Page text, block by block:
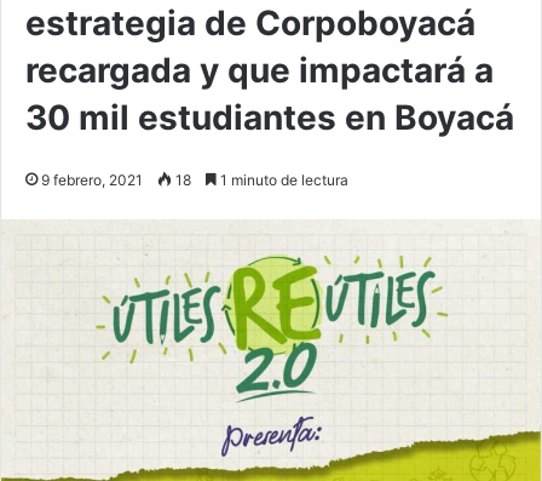
estrategia de Corpoboyacá
recargada y que impactará a
30 mil estudiantes en Boyacá
9 febrero, 2021 18 1 minuto de lectura